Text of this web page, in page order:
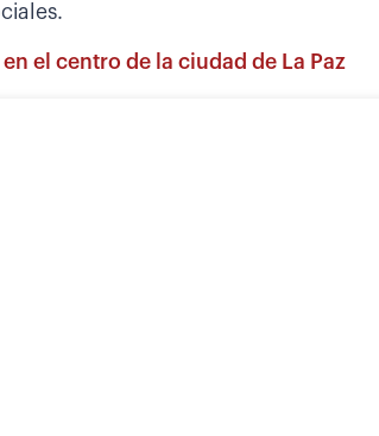
el centro de la ciudad de La Paz